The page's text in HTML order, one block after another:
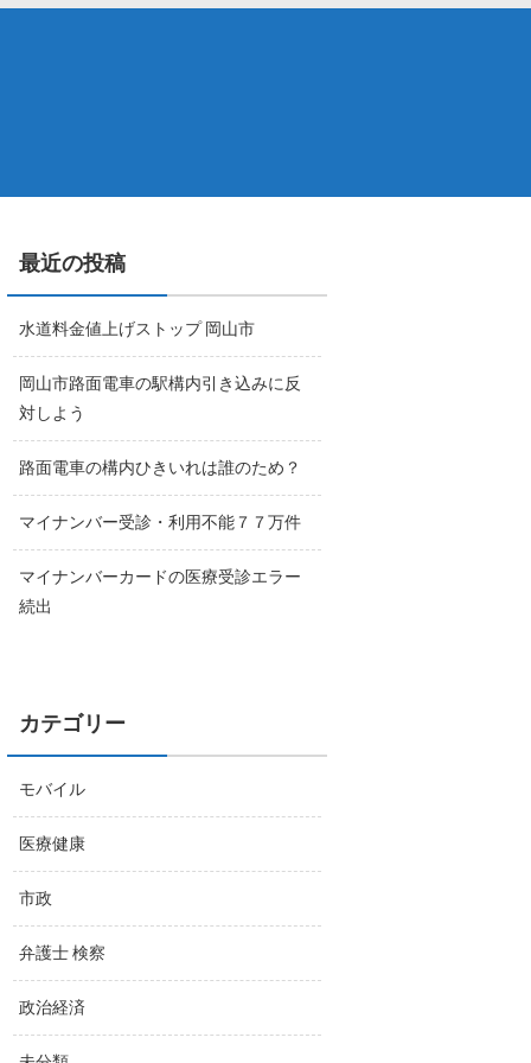
最近の投稿
水道料金値上げストップ 岡山市
岡山市路面電車の駅構内引き込みに反
対しよう
路面電車の構内ひきいれは誰のため？
マイナンバー受診・利用不能７７万件
マイナンバーカードの医療受診エラー
続出
カテゴリー
モバイル
医療健康
市政
弁護士 検察
政治経済